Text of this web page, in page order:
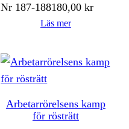
Nr 187-188180,00kr
Läs mer
Arbetarrörelsens kamp
för rösträtt